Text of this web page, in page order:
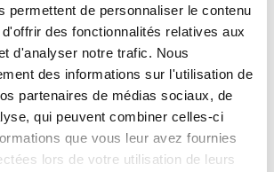
permettent de personnaliser le contenu
des fonctionnalités relatives aux
d'analyser notre trafic. Nous
des informations sur l'utilisation de
partenaires de médias sociaux, de
qui peuvent combiner celles-ci
que vous leur avez fournies
lors de votre utilisation de leurs
14 day return
4 to 8 days*
Contact us